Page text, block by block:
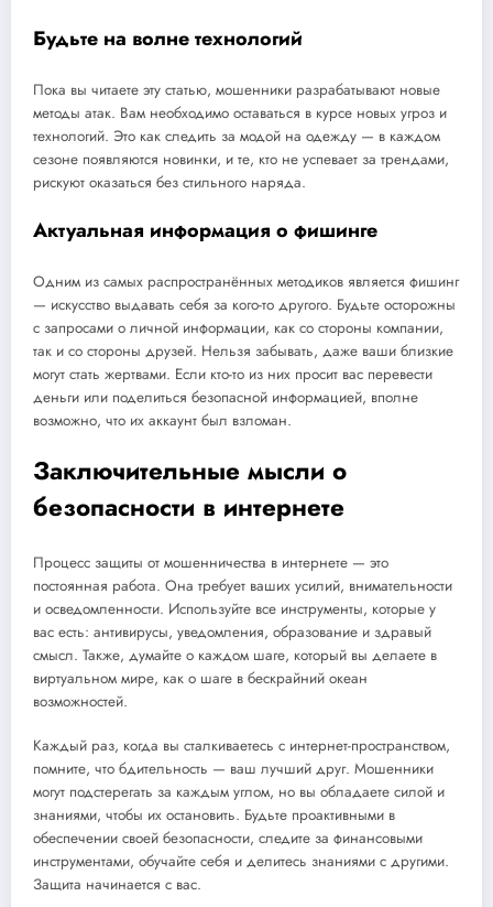
Будьте на волне технологий
Пока вы читаете эту статью, мошенники разрабатывают новые
методы атак. Вам необходимо оставаться в курсе новых угроз и
технологий. Это как следить за модой на одежду — в каждом
сезоне появляются новинки, и те, кто не успевает за трендами,
рискуют оказаться без стильного наряда.
Актуальная информация о фишинге
Одним из самых распространённых методиков является фишинг
— искусство выдавать себя за кого-то другого. Будьте осторожны
с запросами о личной информации, как со стороны компании,
так и со стороны друзей. Нельзя забывать, даже ваши близкие
могут стать жертвами. Если кто-то из них просит вас перевести
деньги или поделиться безопасной информацией, вполне
возможно, что их аккаунт был взломан.
Заключительные мысли о
безопасности в интернете
Процесс защиты от мошенничества в интернете — это
постоянная работа. Она требует ваших усилий, внимательности
и осведомленности. Используйте все инструменты, которые у
вас есть: антивирусы, уведомления, образование и здравый
смысл. Также, думайте о каждом шаге, который вы делаете в
виртуальном мире, как о шаге в бескрайний океан
возможностей.
Каждый раз, когда вы сталкиваетесь с интернет-пространством,
помните, что бдительность — ваш лучший друг. Мошенники
могут подстерегать за каждым углом, но вы обладаете силой и
знаниями, чтобы их остановить. Будьте проактивными в
обеспечении своей безопасности, следите за финансовыми
инструментами, обучайте себя и делитесь знаниями с другими.
Защита начинается с вас.